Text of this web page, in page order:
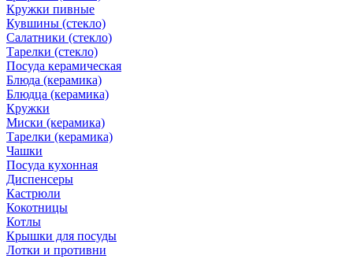
Кружки пивные
Кувшины (стекло)
Салатники (стекло)
Тарелки (стекло)
Посуда керамическая
Блюда (керамика)
Блюдца (керамика)
Кружки
Миски (керамика)
Тарелки (керамика)
Чашки
Посуда кухонная
Диспенсеры
Кастрюли
Кокотницы
Котлы
Крышки для посуды
Лотки и противни